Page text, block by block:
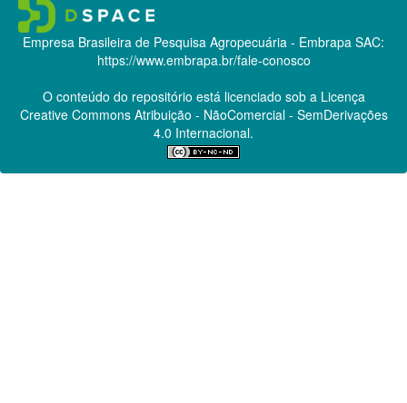
Empresa Brasileira de Pesquisa Agropecuária - Embrapa SAC:
https://www.embrapa.br/fale-conosco
O conteúdo do repositório está licenciado sob a Licença
Creative CommonsAtribuição - NãoComercial - SemDerivações
4.0 Internacional.